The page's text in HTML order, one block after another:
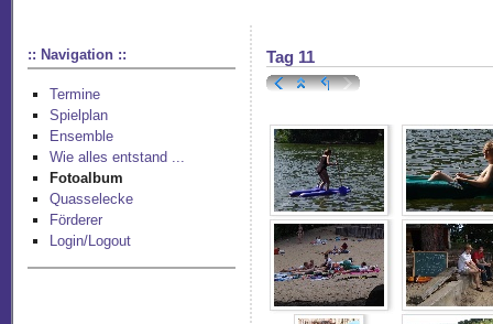
:: Navigation ::
Termine
Spielplan
Ensemble
Wie alles entstand ...
Fotoalbum
Quasselecke
Förderer
Login/Logout
Tag 11